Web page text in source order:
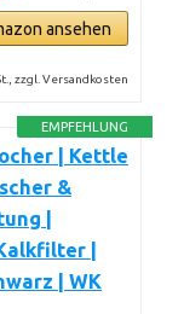
ansehen
zzgl. Versandkosten
EMPFEHLUNG
| Kettle
&
|
|
| WK